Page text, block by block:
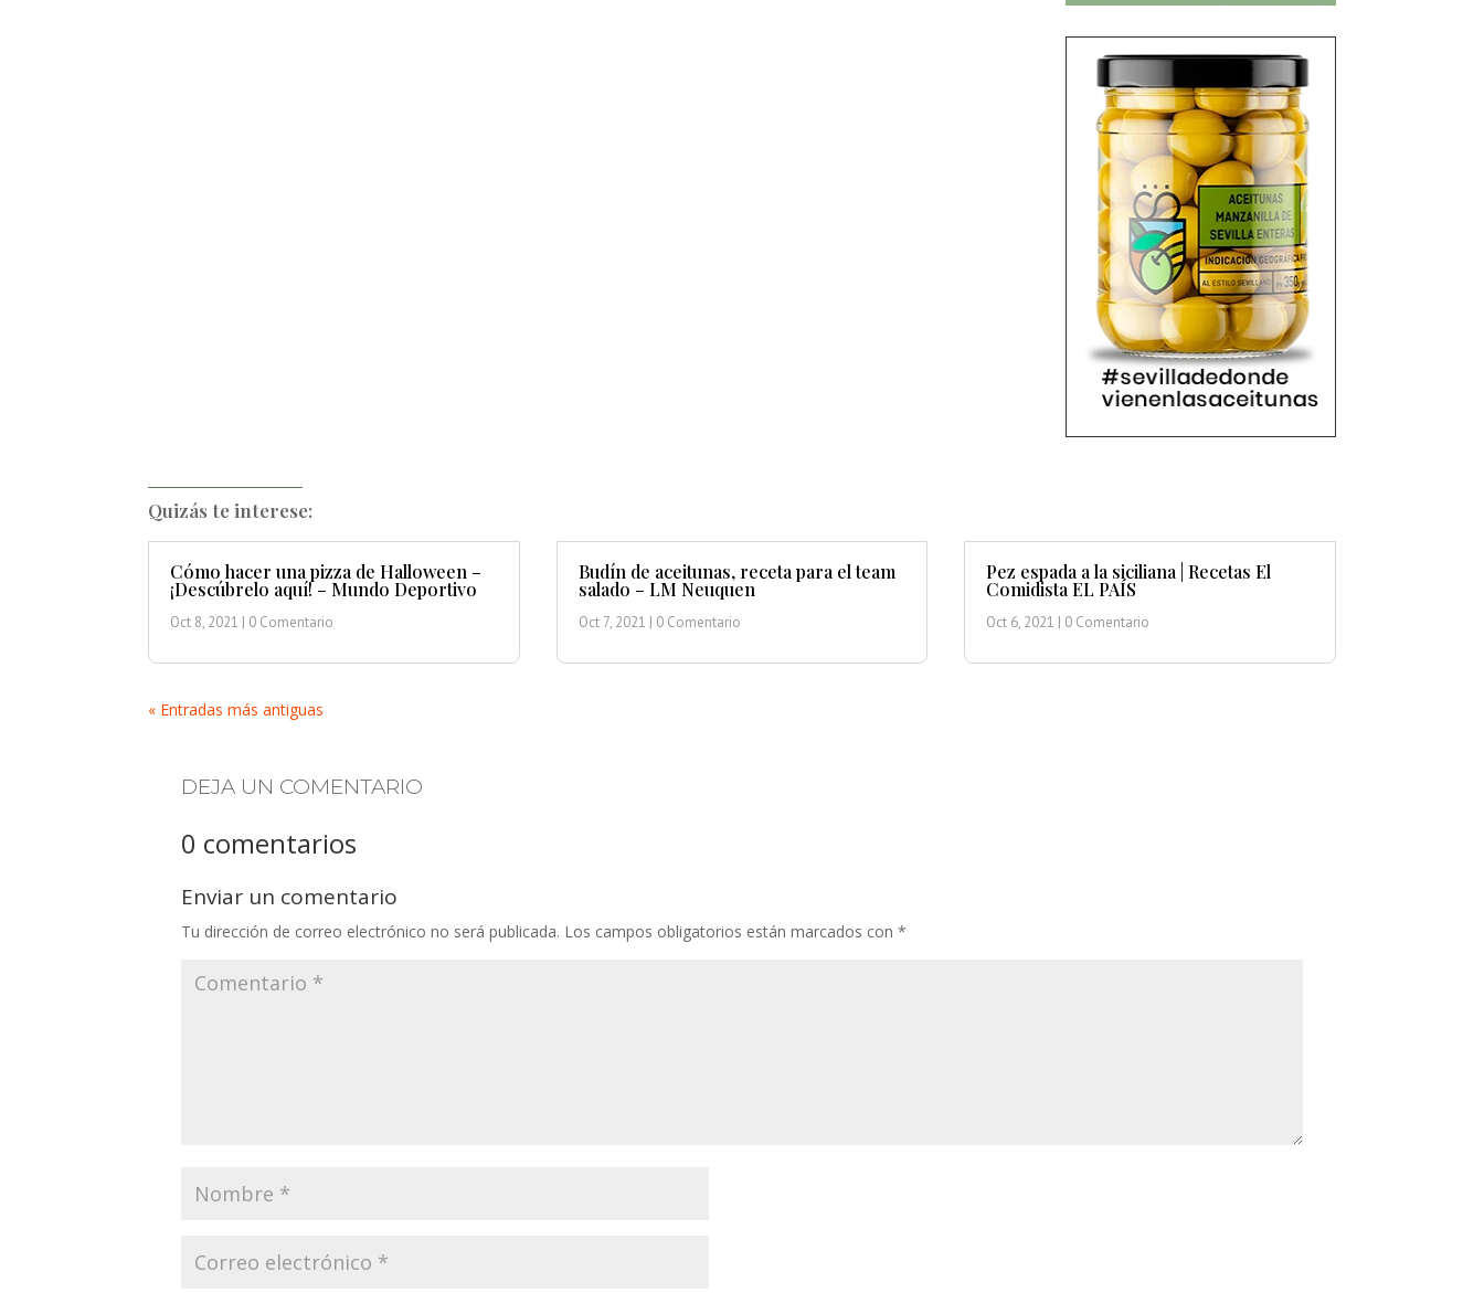
Quizás te interese:
Cómo hacer una pizza de Halloween –
¡Descúbrelo aquí! – Mundo Deportivo
Oct 8, 2021 | 0 Comentario
Budín de aceitunas, receta para el team
salado – LM Neuquen
Oct 7, 2021 | 0 Comentario
Pez espada a la siciliana | Recetas El
Comidista EL PAÍS
Oct 6, 2021 | 0 Comentario
« Entradas más antiguas
DEJA UN COMENTARIO
0 comentarios
Enviar un comentario
Tu dirección de correo electrónico no será publicada. Los campos obligatorios están marcados con*